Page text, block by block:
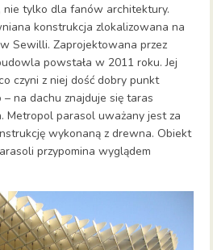
nie tylko dla fanów architektury.
konstrukcja zlokalizowana na
Sewilli. Zaprojektowana przez
powstała w 2011 roku. Jej
czyni z niej dość dobry punkt
na dachu znajduje się taras
Metropol parasol uważany jest za
wykonaną z drewna. Obiekt
przypomina wyglądem